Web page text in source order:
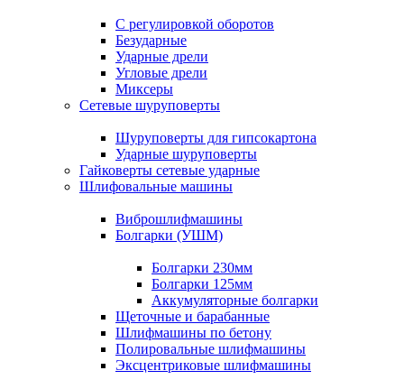
С регулировкой оборотов
Безударные
Ударные дрели
Угловые дрели
Миксеры
Сетевые шуруповерты
Шуруповерты для гипсокартона
Ударные шуруповерты
Гайковерты сетевые ударные
Шлифовальные машины
Виброшлифмашины
Болгарки (УШМ)
Болгарки 230мм
Болгарки 125мм
Аккумуляторные болгарки
Щеточные и барабанные
Шлифмашины по бетону
Полировальные шлифмашины
Эксцентриковые шлифмашины